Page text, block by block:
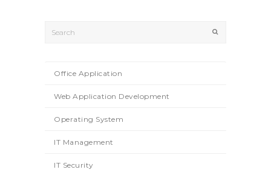
Office Application
Web Application Development
Operating System
IT Management
IT Security